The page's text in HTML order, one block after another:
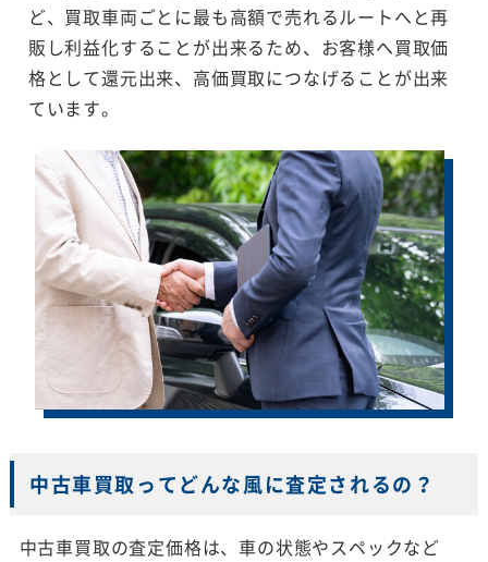
ど、買取車両ごとに最も高額で売れるルートへと再
販し利益化することが出来るため、お客様へ買取価
格として還元出来、高価買取につなげることが出来
ています。
中古車買取ってどんな風に査定されるの？
中古車買取の査定価格は、車の状態やスペックなど